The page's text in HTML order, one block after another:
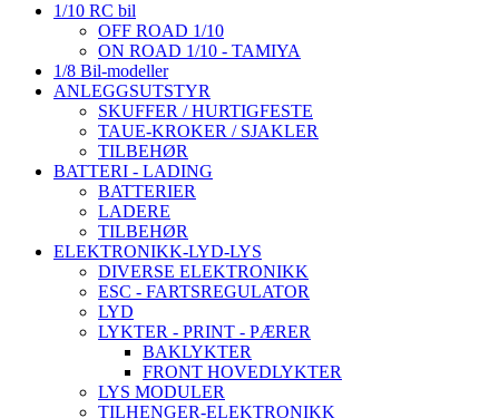
1/10 RC bil
OFF ROAD 1/10
ON ROAD 1/10 - TAMIYA
1/8 Bil-modeller
ANLEGGSUTSTYR
SKUFFER / HURTIGFESTE
TAUE-KROKER / SJAKLER
TILBEHØR
BATTERI - LADING
BATTERIER
LADERE
TILBEHØR
ELEKTRONIKK-LYD-LYS
DIVERSE ELEKTRONIKK
ESC - FARTSREGULATOR
LYD
LYKTER - PRINT - PÆRER
BAKLYKTER
FRONT HOVEDLYKTER
LYS MODULER
TILHENGER-ELEKTRONIKK